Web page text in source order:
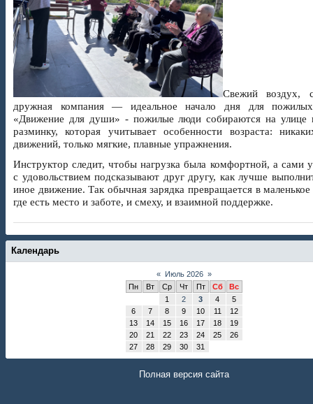
Свежий воздух,
дружная компания — идеальное начало дня для
«Движение для души» - пожилые люди собираются на улице
разминку, которая учитывает особенности возраста:
движений, только мягкие, плавные упражнения.
Инструктор следит, чтобы нагрузка была комфортной, а сами
с удовольствием подсказывают друг другу, как лучше
иное движение. Так обычная зарядка превращается в
где есть место и заботе, и смеху, и взаимной поддержке.
Календарь
« Июль 2026 »
Пн
Вт Ср Чт Пт Сб
Вс
1
2 3 4
5
6
7 8 9 10 11
12
13
14 15 16 17 18
19
20
21 22 23 24 25
26
27
28 29 30 31
Полная версия сайта